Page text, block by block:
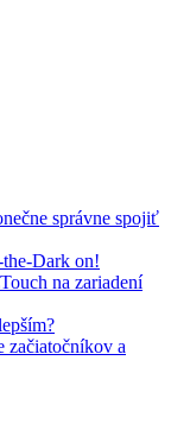
správne spojiť
Dark on!
na zariadení
začiatočníkov a